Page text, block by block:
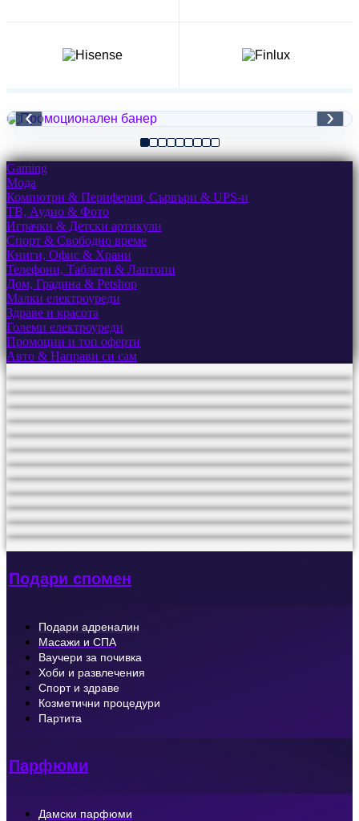
‹ ›
Gaming
Мода
Компютри & Периферия, Сървъри & UPS-и
ТВ, Аудио & Фото
Играчки & Детски артикули
Спорт & Свободно време
Книги, Офис & Храни
Телефони, Таблети & Лаптопи
Дом, Градина & Petshop
Малки електроуреди
Здраве и красота
Големи електроуреди
Промоции и топ оферти
Авто & Направи си сам
Подари спомен
Подари адреналин
Масажи и СПА
Ваучери за почивка
Хоби и развлечения
Спорт и здраве
Козметични процедури
Партита
Парфюми
Дамски парфюми